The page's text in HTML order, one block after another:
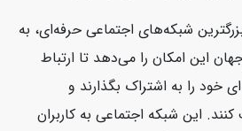
شبکه‌های اجتماعی حرفه‌ای، به
این امکان را می‌دهد تا ارتباط
خود را به اشتراک بگذارند و
این شبکه اجتماعی به کاربران